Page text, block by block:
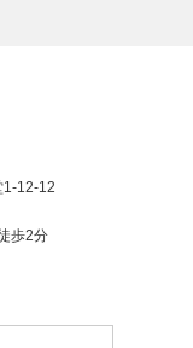
1-12-12
歩2分